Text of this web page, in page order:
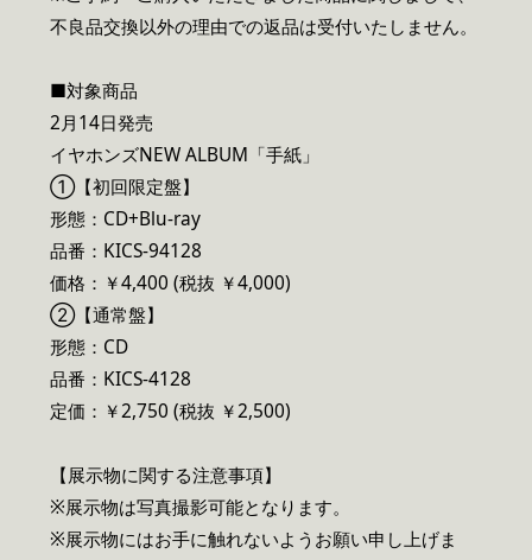
不良品交換以外の理由での返品は受付いたしません。
■対象商品
2月14日発売
イヤホンズNEW ALBUM「手紙」
①【初回限定盤】
形態：CD+Blu-ray
品番：KICS-94128
価格：￥4,400 (税抜 ￥4,000)
②【通常盤】
形態：CD
品番：KICS-4128
定価：￥2,750 (税抜 ￥2,500)
【展示物に関する注意事項】
※展示物は写真撮影可能となります。
※展示物にはお手に触れないようお願い申し上げま